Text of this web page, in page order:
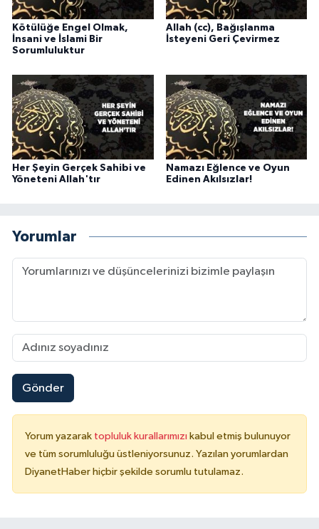
Kötülüğe Engel Olmak,
İnsani ve İslami Bir
Sorumluluktur
Allah (cc), Bağışlanma
İsteyeni Geri Çevirmez
Her Şeyin Gerçek Sahibi ve
Yöneteni Allah'tır
Namazı Eğlence ve Oyun
Edinen Akılsızlar!
Yorumlar
Gönder
Yorum yazarak topluluk kurallarımızı kabul etmiş bulunuyor
ve tüm sorumluluğu üstleniyorsunuz. Yazılan yorumlardan
DiyanetHaber hiçbir şekilde sorumlu tutulamaz.
Karaman Müftülüğü
Kars Müftülüğü
Kastamonu Müftülüğü
Kayseri Müftülüğü
Kilis Müftülüğü
Kırklareli Müftülüğü
Kırşehir Müftülüğü
Konya Müftülüğü
Kütahya Müftülüğü
Manisa Müftülüğü
Mardin Müftülüğü